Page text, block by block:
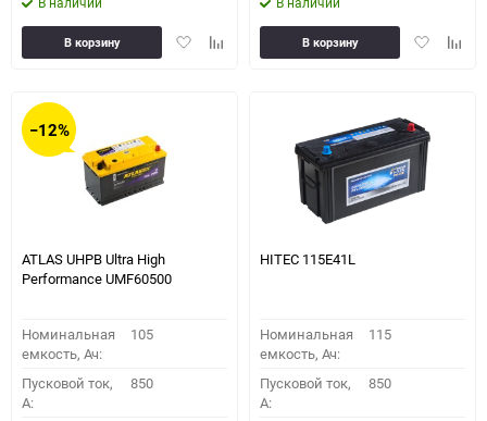
ДобавитьДобавить
В корзину
Добавить
В корзину
−12%
ATLAS UHPB Ultra High
Performance UMF60500
Номинальная
емкость, Ач:
105
Пусковой ток,
A:
850
HITEC 115E41L
Номинальная
емкость, Ач:
115
Пусковой ток,
A:
850